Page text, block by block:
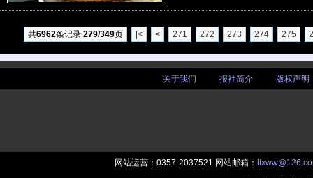
|< < 271 272 273 274 275
共6962条记录 279/349页
关于我们 报社简介 版权声明
网站运营：0357-2037521 网站邮箱：